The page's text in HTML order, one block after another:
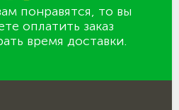
понравятся, то вы
оплатить заказ
время доставки.